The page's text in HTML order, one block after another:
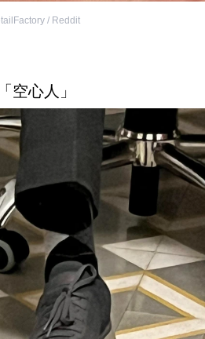
/ Reddit
空心人」